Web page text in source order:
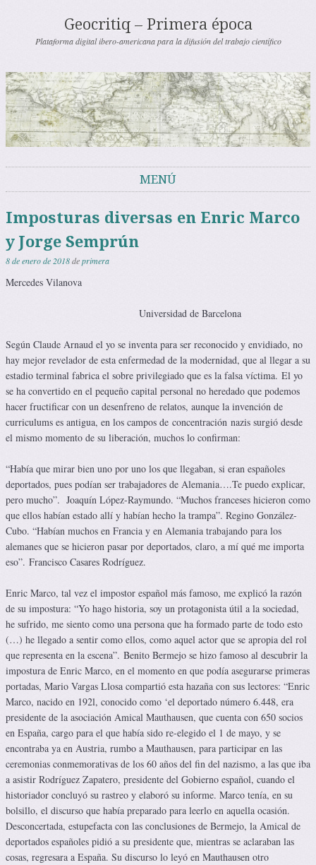
Geocritiq – Primera época
Plataforma digital ibero-americana para la difusión del trabajo científico
MENÚ
Imposturas diversas en Enric Marco
y Jorge Semprún
8 de enero de 2018deprimera
Mercedes Vilanova
Universidad de Barcelona
Según Claude Arnaud el yo se inventa para ser reconocido y envidiado, no
hay mejor revelador de esta enfermedad de la modernidad, que al llegar a su
estadio terminal fabrica el sobre privilegiado que es la falsa víctima. El yo
se ha convertido en el pequeño capital personal no heredado que podemos
hacer fructificar con un desenfreno de relatos, aunque la invención de
curriculums es antigua, en los campos de concentración nazis surgió desde
el mismo momento de su liberación, muchos lo confirman:
“Había que mirar bien uno por uno los que llegaban, si eran españoles
deportados, pues podían ser trabajadores de Alemania….Te puedo explicar,
pero mucho”. Joaquín López-Raymundo. “Muchos franceses hicieron como
que ellos habían estado allí y habían hecho la trampa”. Regino González-
Cubo. “Habían muchos en Francia y en Alemania trabajando para los
alemanes que se hicieron pasar por deportados, claro, a mí qué me importa
eso”. Francisco Casares Rodríguez.
Enric Marco, tal vez el impostor español más famoso, me explicó la razón
de su impostura: “Yo hago historia, soy un protagonista útil a la sociedad,
he sufrido, me siento como una persona que ha formado parte de todo esto
(…) he llegado a sentir como ellos, como aquel actor que se apropia del rol
que representa en la escena”. Benito Bermejo se hizo famoso al descubrir la
impostura de Enric Marco, en el momento en que podía asegurarse primeras
portadas, Mario Vargas Llosa compartió esta hazaña con sus lectores: “Enric
Marco, nacido en 192l, conocido como ‘el deportado número 6.448, era
presidente de la asociación Amical Mauthausen, que cuenta con 650 socios
en España, cargo para el que había sido re-elegido el 1 de mayo, y se
encontraba ya en Austria, rumbo a Mauthausen, para participar en las
ceremonias conmemorativas de los 60 años del fin del nazismo, a las que iba
a asistir Rodríguez Zapatero, presidente del Gobierno español, cuando el
historiador concluyó su rastreo y elaboró su informe. Marco tenía, en su
bolsillo, el discurso que había preparado para leerlo en aquella ocasión.
Desconcertada, estupefacta con las conclusiones de Bermejo, la Amical de
deportados españoles pidió a su presidente que, mientras se aclaraban las
cosas, regresara a España. Su discurso lo leyó en Mauthausen otro